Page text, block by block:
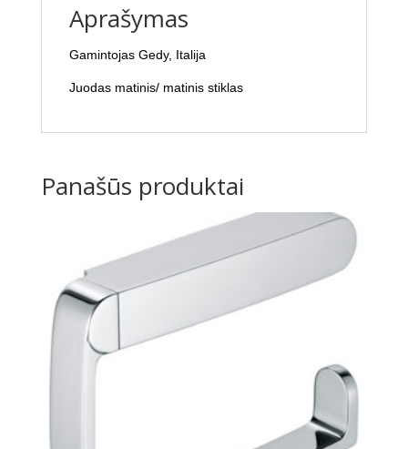
Aprašymas
Gamintojas Gedy, Italija
Juodas matinis/ matinis stiklas
Panašūs produktai